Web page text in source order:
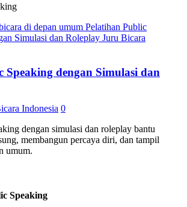
Speaking dengan Simulasi dan
Indonesia 0
dengan simulasi dan roleplay bantu
membangun percaya diri, dan tampil
umum.
Speaking